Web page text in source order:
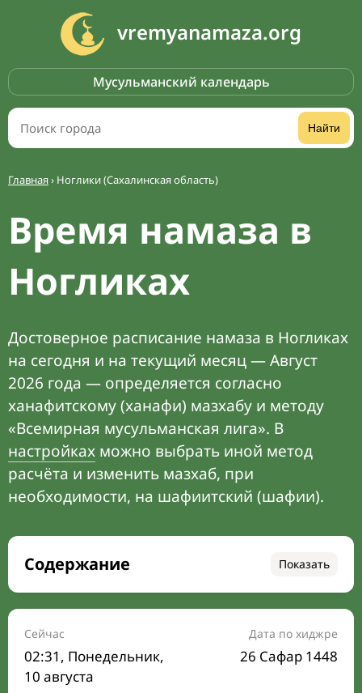
vremyanamaza.org
Мусульманский календарь
Найти
Главная› Ноглики (Сахалинская область)
Время намаза в
Ногликах
Достоверное расписание намаза в Ногликах
на сегодня и на текущий месяц — Август
2026 года — определяется согласно
ханафитскому (ханафи) мазхабу и методу
«Всемирная мусульманская лига». В
настройках можно выбрать иной метод
расчёта и изменить мазхаб, при
необходимости, на шафиитский (шафии).
Содержание Показать
Время намаза на сегодня
Расписание на месяц
Время Сухура и Ифтара на сегодня
Сейчас
02:31 , Понедельник,
10 августа
Дата по хиджре
26 Сафар 1448